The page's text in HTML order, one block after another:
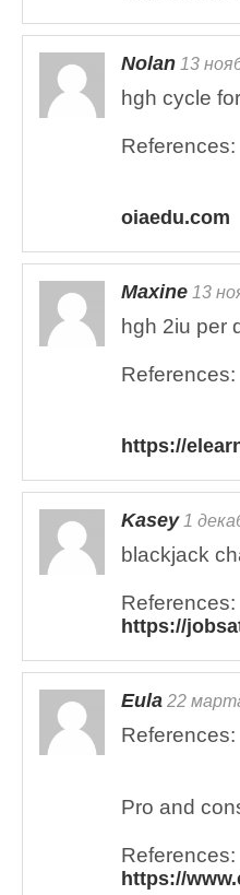
Nolan 13
hgh cycle
References:
oiaedu.com
Maxine 13
hgh 2iu per
References:
https://
Kasey1
blackjack
References:
https://
Eula 22
References:
Pro and
References:
https://